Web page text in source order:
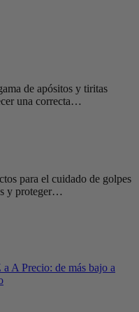
de apósitos y tiritas
una correcta…
para el cuidado de golpes
y proteger…
a A Precio: de más bajo a